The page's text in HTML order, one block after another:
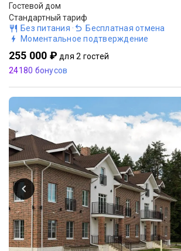
Гостевой дом
Стандартный тариф
Без питания ·
Бесплатная отмена
Моментальное подтверждение
255 000 ₽ для 2 гостей
24180 бонусов